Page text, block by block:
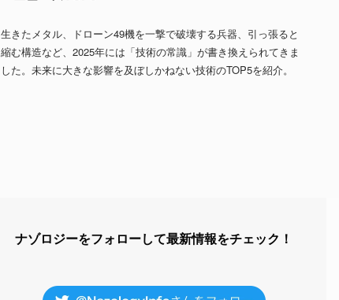
生きたメタル、ドローン49機を一撃で破壊する兵器、引っ張ると
縮む構造など、2025年には「技術の常識」が書き換えられてきま
した。未来に大きな影響を及ぼしかねない技術のTOP5を紹介。
ナゾロジーをフォローして最新情報をチェック！